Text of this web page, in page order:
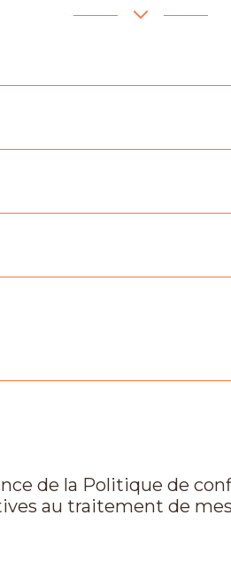
de la Politique de
au traitement de